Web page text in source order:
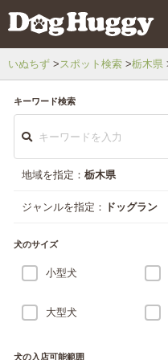
いぬちず スポット検索 栃木県
キーワード検索
地域を指定：栃木県
ジャンルを指定： ドッグラン
犬のサイズ
小型犬
大型犬
犬の入店可能範囲